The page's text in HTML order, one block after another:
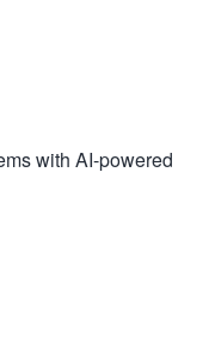
with AI-powered